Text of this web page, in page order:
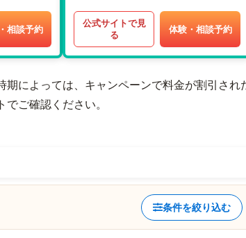
相談予約
公式サイトで見
る
体験・相談予約
によっては、キャンペーンで料金が割引され
ご確認ください。
条件を絞り込む